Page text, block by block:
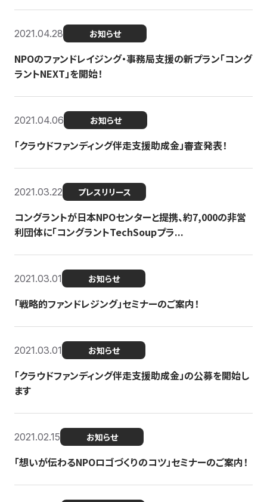
2021.04.28 お知らせ
NPOのファンドレイジング・事務局支援の新プラン「コング
ラントNEXT」を開始！
2021.04.06 お知らせ
「クラウドファンディング伴走支援助成金」審査発表！
2021.03.22 プレスリリース
コングラントが日本NPOセンターと提携、約7,000の非営
利団体に「コングラントTechSoupプラ...
2021.03.01 お知らせ
「戦略的ファンドレジング」セミナーのご案内！
2021.03.01 お知らせ
「クラウドファンディング伴走支援助成金」の公募を開始し
ます
2021.02.15 お知らせ
「想いが伝わるNPOロゴづくりのコツ」セミナーのご案内！